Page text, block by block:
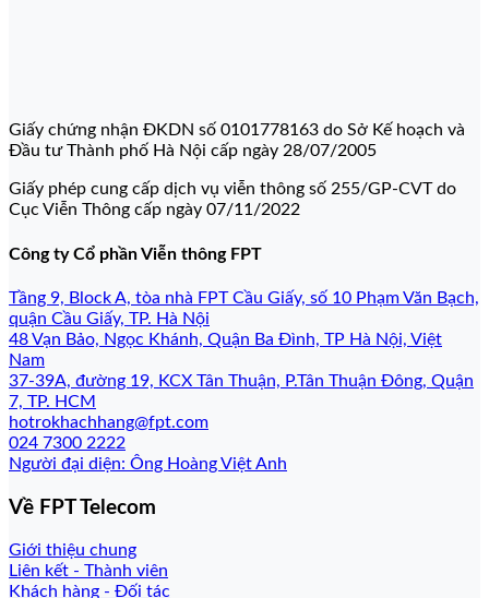
Giấy chứng nhận ĐKDN số 0101778163 do Sở Kế hoạch và
Đầu tư Thành phố Hà Nội cấp ngày 28/07/2005
Giấy phép cung cấp dịch vụ viễn thông số 255/GP-CVT do
Cục Viễn Thông cấp ngày 07/11/2022
Công ty Cổ phần Viễn thông FPT
Tầng 9, Block A, tòa nhà FPT Cầu Giấy, số 10 Phạm Văn Bạch,
quận Cầu Giấy, TP. Hà Nội
48 Vạn Bảo, Ngọc Khánh, Quận Ba Đình, TP Hà Nội, Việt
Nam
37-39A, đường 19, KCX Tân Thuận, P.Tân Thuận Đông, Quận
7, TP. HCM
hotrokhachhang@fpt.com
024 7300 2222
Người đại diện: Ông Hoàng Việt Anh
Về FPT Telecom
Giới thiệu chung
Liên kết - Thành viên
Khách hàng - Đối tác